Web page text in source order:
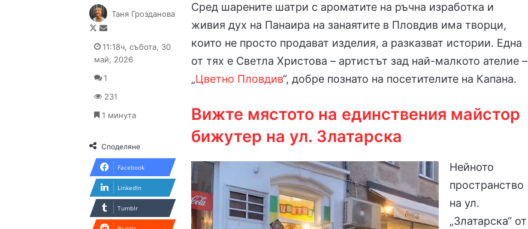
Сред шарените шатри с ароматите на ръчна изработка и
живия дух на Панаира на занаятите в Пловдив има творци,
които не просто продават изделия, а разказват истории. Една
от тях е Светла Христова – артистът зад най-малкото ателие –
„Цветно Пловдив“, добре познато на посетителите на Капана.
Вижте мястото на единствения майстор
бижутер на ул. Златарска
Нейното
пространство
на ул.
„Златарска“ от
Таня Грозданова
Follow
Send
email
11:18ч, събота, 30
май, 2026
1
231
1 минута
Споделяне
Facebook
LinkedIn
Tumblr